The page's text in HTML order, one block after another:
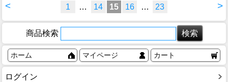
< >
1 … 14 15 16 … 23
商品検索
ホーム マイページ カート
ログイン